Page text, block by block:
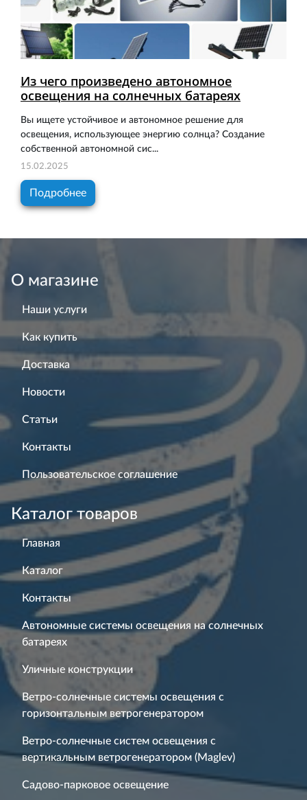
Из чего произведено автономное
освещения на солнечных батареях
Вы ищете устойчивое и автономное решение для
освещения, использующее энергию солнца? Создание
собственной автономной сис...
15.02.2025
Подробнее
О магазине
Наши услуги
Как купить
Доставка
Новости
Статьи
Контакты
Пользовательское соглашение
Каталог товаров
Главная
Каталог
Контакты
Автономные системы освещения на солнечных
батареях
Уличные конструкции
Ветро-солнечные системы освещения с
горизонтальным ветрогенератором
Ветро-солнечные систем освещения с
вертикальным ветрогенератором (Maglev)
Садово-парковое освещение